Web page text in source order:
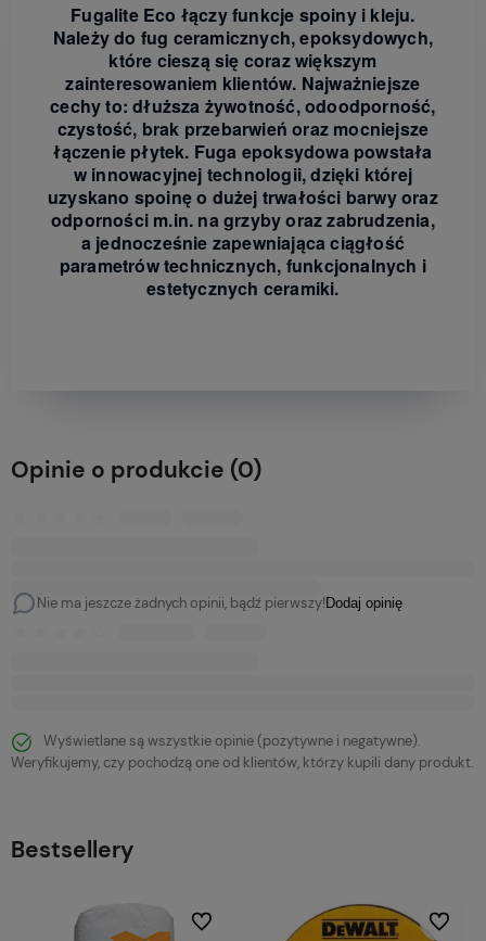
Fugalite Eco łączy funkcje spoiny i kleju.
Należy do fug ceramicznych, epoksydowych,
które cieszą się coraz większym
zainteresowaniem klientów. Najważniejsze
cechy to: dłuższa żywotność, odoodporność,
czystość, brak przebarwień oraz mocniejsze
łączenie płytek. Fuga epoksydowa powstała
w innowacyjnej technologii, dzięki której
uzyskano spoinę o dużej trwałości barwy oraz
odporności m.in. na grzyby oraz zabrudzenia,
a jednocześnie zapewniająca ciągłość
parametrów technicznych, funkcjonalnych i
estetycznych ceramiki.
Opinie o produkcie (0)
Nie ma jeszcze żadnych opinii, bądź pierwszy! Dodaj opinię
Wyświetlane są wszystkie opinie (pozytywne i negatywne).
Weryfikujemy, czy pochodzą one od klientów, którzy kupili dany produkt.
Bestsellery
Do ulubionych Do